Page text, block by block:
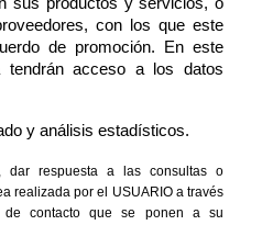
con los que este
de promoción. En este
acceso a los datos
y análisis estadísticos.
dar respuesta a las consultas o
realizada por el USUARIO a través
contacto que se ponen a su